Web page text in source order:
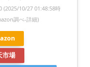
(2025/10/27 01:48:58時
調べ-詳細)
市場